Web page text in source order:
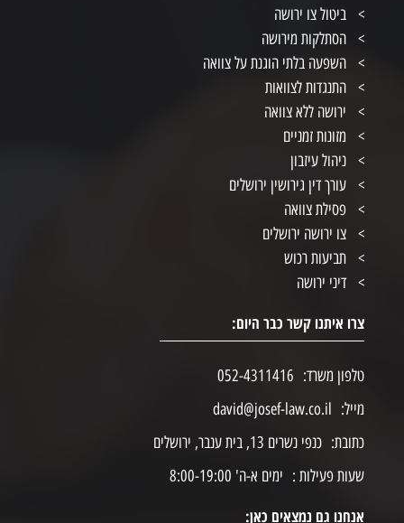
ביטול צו ירושה
הסתלקות מירושה
השפעה בלתי הוגנת על צוואה
התנגדות לצוואות
ירושה ללא צוואה
מזונות זמניים
ניהול עיזבון
עורך דין גירושין ירושלים
פסילת צוואה
צו ירושה ירושלים
תביעות רכוש
דיני ירושה
צרו איתנו קשר כבר היום:
טלפון משרד: 052-4311416
מייל: david@josef-law.co.il
כתובת: כנפי נשרים 13, בית ענבר, ירושלים
שעות פעילות : ימים א-ה' 8:00-19:00
אנחנו גם נמצאים כאן: